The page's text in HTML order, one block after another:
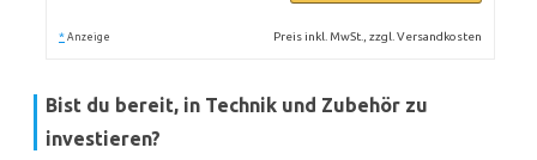
* Anzeige Preis inkl. MwSt., zzgl. Versandkosten
Bist du bereit, in Technik und Zubehör zu
investieren?